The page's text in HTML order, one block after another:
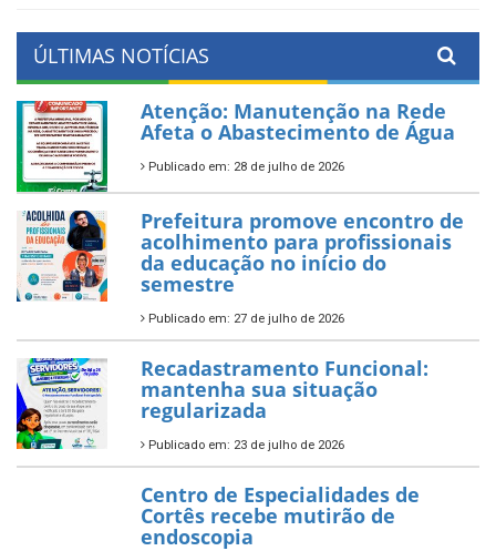
ÚLTIMAS NOTÍCIAS
Atenção: Manutenção na Rede
Afeta o Abastecimento de Água
Publicado em: 28 de julho de 2026
Prefeitura promove encontro de
acolhimento para profissionais
da educação no início do
semestre
Publicado em: 27 de julho de 2026
Recadastramento Funcional:
mantenha sua situação
regularizada
Publicado em: 23 de julho de 2026
Centro de Especialidades de
Cortês recebe mutirão de
endoscopia